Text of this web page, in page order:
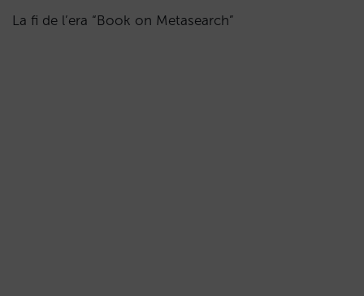
La fi de l’era “Book on Metasearch”